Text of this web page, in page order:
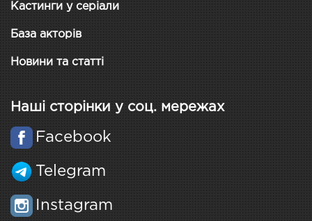
Кастинги у серіали
База акторів
Новини та статті
Наші сторінки у соц. мережах
Facebook
Telegram
Instagram